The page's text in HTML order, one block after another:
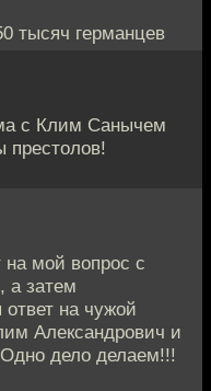
тысяч германцев
с Клим Санычем
престолов!
мой вопрос с
а затем
на чужой
Александрович и
дело делаем!!!